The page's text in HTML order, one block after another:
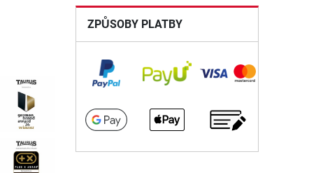
ZPŮSOBY PLATBY